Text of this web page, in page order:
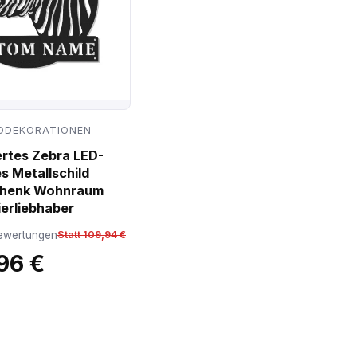
Zebra LED-
Metallschild
Wohnraum
Statt 109,94 €
€